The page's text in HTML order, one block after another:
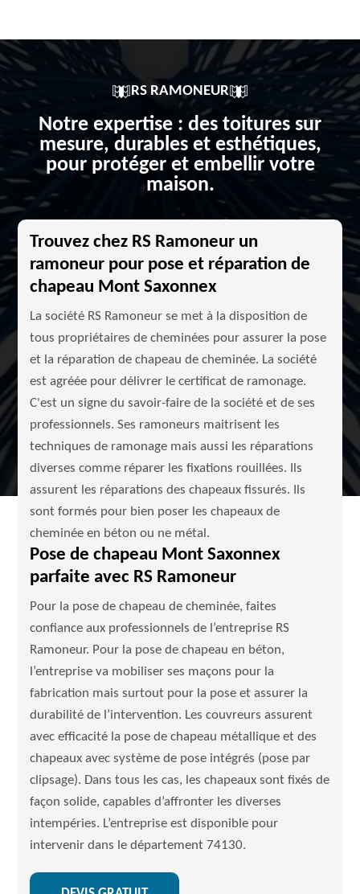
RS RAMONEUR
Notre expertise : des toitures sur
mesure, durables et esthétiques,
pour protéger et embellir votre
maison.
Trouvez chez RS Ramoneur un
ramoneur pour pose et réparation de
chapeau Mont Saxonnex
La société RS Ramoneur se met à la disposition de
tous propriétaires de cheminées pour assurer la pose
et la réparation de chapeau de cheminée. La société
est agréée pour délivrer le certificat de ramonage.
C'est un signe du savoir-faire de la société et de ses
professionnels. Ses ramoneurs maitrisent les
techniques de ramonage mais aussi les réparations
diverses comme réparer les fixations rouillées. Ils
assurent les réparations des chapeaux fissurés. Ils
sont formés pour bien poser les chapeaux de
cheminée en béton ou ne métal.
Pose de chapeau Mont Saxonnex
parfaite avec RS Ramoneur
Pour la pose de chapeau de cheminée, faites
confiance aux professionnels de l’entreprise RS
Ramoneur. Pour la pose de chapeau en béton,
l’entreprise va mobiliser ses maçons pour la
fabrication mais surtout pour la pose et assurer la
durabilité de l’intervention. Les couvreurs assurent
avec efficacité la pose de chapeau métallique et des
chapeaux avec système de pose intégrés (pose par
clipsage). Dans tous les cas, les chapeaux sont fixés de
façon solide, capables d’affronter les diverses
intempéries. L’entreprise est disponible pour
intervenir dans le département 74130.